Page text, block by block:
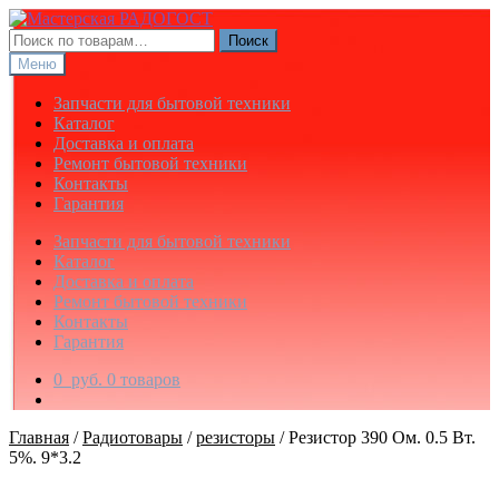
Перейти
к
навигации
Перейти
к
содержимому
Искать:
Поиск
Меню
Запчасти для бытовой техники
Каталог
Доставка и оплата
Ремонт бытовой техники
Контакты
Гарантия
Запчасти для бытовой техники
Каталог
Доставка и оплата
Ремонт бытовой техники
Контакты
Гарантия
0 руб. 0 товаров
Главная /Радиотовары /резисторы /Резистор 390 Ом. 0.5 Вт.
5%. 9*3.2